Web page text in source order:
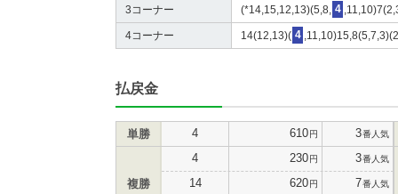
3コーナー (*14,15,12,13)(5,8, 4
4コーナー 14(12,13)( 4
払戻金
単勝 4 610円 3番人気
複勝
4 230円 3番人気
14 620円 7番人気